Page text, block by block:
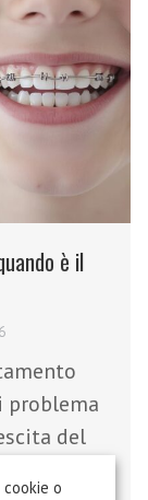
è il
del
o